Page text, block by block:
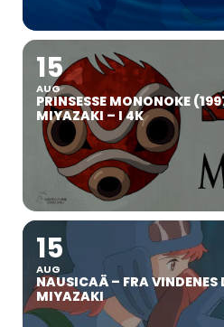
15
AUG
PRINSESSE MONONOKE
MIYAZAKI – I 4K
15
AUG
NAUSICAÄ – FRA
MIYAZAKI